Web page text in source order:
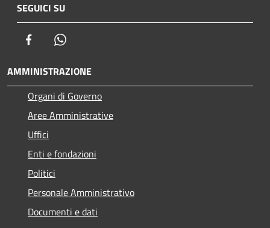
SEGUICI SU
Facebook
AMMINISTRAZIONE
Organi di Governo
Aree Amministrative
Uffici
Enti e fondazioni
Politici
Personale Amministrativo
Documenti e dati